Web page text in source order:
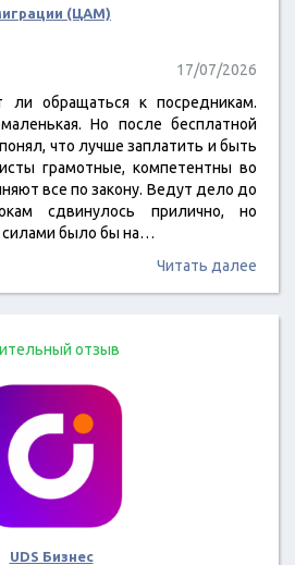
(ЦАМ)
17/07/2026
ли обращаться к посредникам.
Но после бесплатной
что лучше заплатить и быть
грамотные, компетентны во
все по закону. Ведут дело до
сдвинулось прилично, но
силами было бы на…
Читать далее
отзыв
UDS Бизнес